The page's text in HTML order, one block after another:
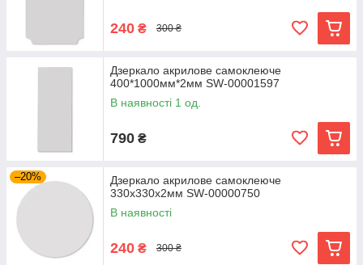
240 ₴ 300 ₴
Дзеркало акрилове самоклеюче
400*1000мм*2мм SW-00001597
В наявності 1 од.
790 ₴
–20%
Дзеркало акрилове самоклеюче
330х330х2мм SW-00000750
В наявності
240 ₴ 300 ₴